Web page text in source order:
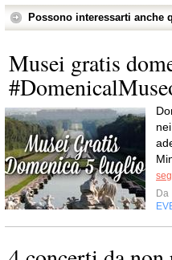
Possono interessarti anche
Musei gratis
Da